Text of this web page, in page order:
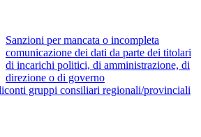
Sanzioni per mancata o incompleta
comunicazione dei dati da parte dei titolari
di incarichi politici, di amministrazione, di
direzione o di governo
gruppi consiliari regionali/provinciali